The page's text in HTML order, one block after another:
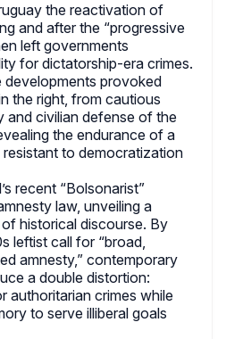
the reactivation of
and after the “progressive
left governments
for dictatorship-era crimes.
provoked
the right, from cautious
and civilian defense of the
the endurance of a
resistant to democratization
recent “Bolsonarist”
law, unveiling a
historical discourse. By
leftist call for “broad,
amnesty,” contemporary
a double distortion:
authoritarian crimes while
to serve illiberal goals